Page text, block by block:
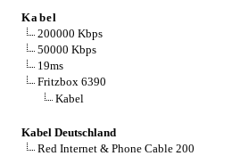
Kabel
200000 Kbps
50000 Kbps
19ms
Fritzbox 6390
Kabel
Kabel Deutschland
Red Internet & Phone Cable 200